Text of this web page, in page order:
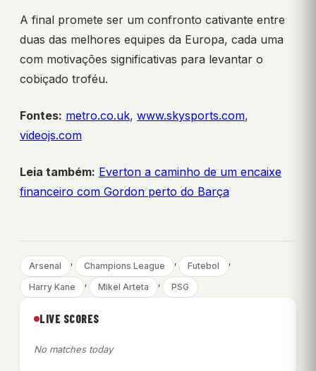
A final promete ser um confronto cativante entre
duas das melhores equipes da Europa, cada uma
com motivações significativas para levantar o
cobiçado troféu.
Fontes: metro.co.uk, www.skysports.com,
videojs.com
Leia também: Everton a caminho de um encaixe
financeiro com Gordon perto do Barça
Arsenal , Champions League , Futebol ,
Harry Kane , Mikel Arteta , PSG
LIVE SCORES
No matches today